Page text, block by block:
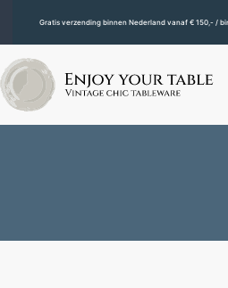
Gratis verzending binnen Nederland vanaf € 150,- /